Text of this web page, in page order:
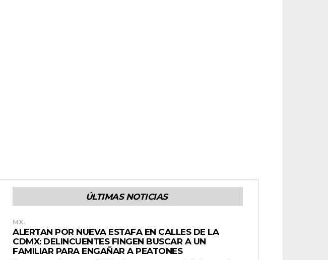
ÚLTIMAS NOTICIAS
MX.
ALERTAN POR NUEVA ESTAFA EN CALLES DE LA
CDMX: DELINCUENTES FINGEN BUSCAR A UN
FAMILIAR PARA ENGAÑAR A PEATONES